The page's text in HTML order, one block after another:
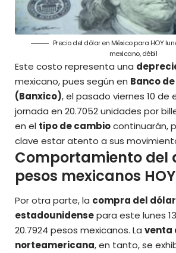
Precio del dólar en México para HOY
mexicano, débil
Este costo representa una
mexicano, pues según en Banco
(Banxico), el pasado viernes 10 de
jornada en 20.7052 unidades por
en el tipo de cambiocontinuarán,
clave estar atento a sus
Comportamiento del
pesos mexicanos HOY
Por otra parte, la compra del dólar
estadounidensepara este lunes
20.7924 pesos mexicanos. La venta
norteamericana, en tanto, se